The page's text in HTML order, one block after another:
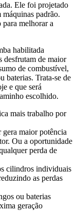
Ele foi projetado
padrão.
melhorar a
habilitada
desfrutam de maior
de combustível,
baterias. Trata-se de
e que será
escolhido.
mais trabalho por
maior potência
Ou a oportunidade
perda de
cilindros individuais
as perdas
ou baterias
geração